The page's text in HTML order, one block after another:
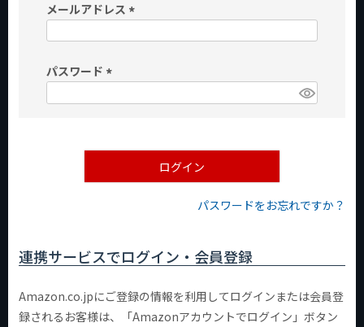
メールアドレス
パスワード
)
ログイン
パスワードをお忘れですか？
連携サービスでログイン・会員登録
Amazon.co.jpにご登録の情報を利用してログインまたは会員登
録されるお客様は、「Amazonアカウントでログイン」ボタン